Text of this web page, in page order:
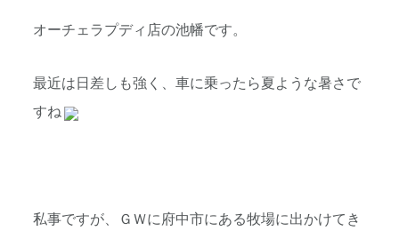
オーチェラプディ店の池幡です。
最近は日差しも強く、車に乗ったら夏ような暑さで
すね
私事ですが、ＧＷに府中市にある牧場に出かけてき